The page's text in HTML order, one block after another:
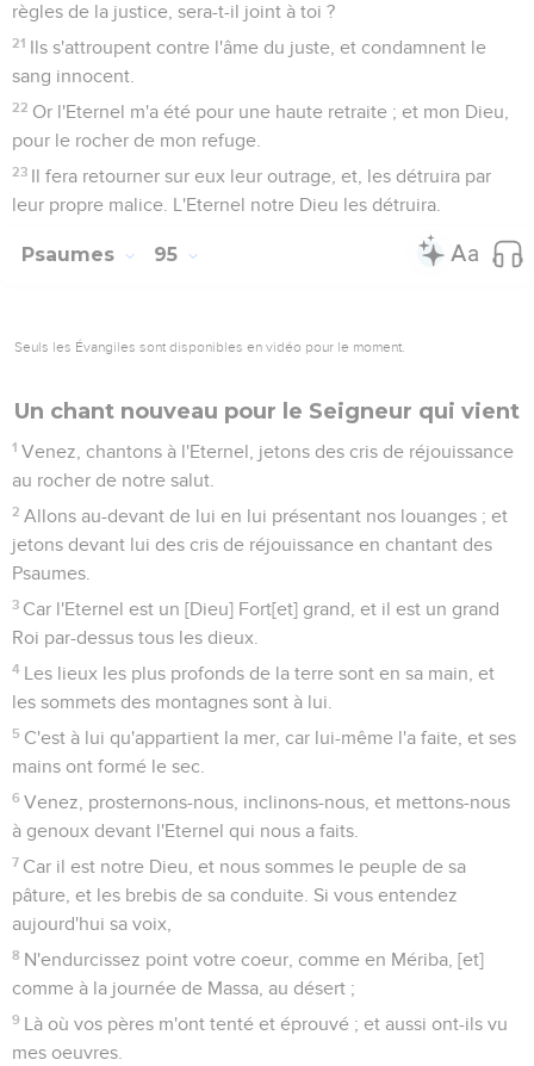
règles de la justice, sera-t-il joint à toi ?
21 Ils s'attroupent contre l'âme du juste, et condamnent le
sang innocent.
22 Or l'Eternel m'a été pour une haute retraite ; et mon Dieu,
pour le rocher de mon refuge.
23 Il fera retourner sur eux leur outrage, et, les détruira par
leur propre malice. L'Eternel notre Dieu les détruira.
Psaumes 95
Seuls les Évangiles sont disponibles en vidéo pour le moment.
Un chant nouveau pour le Seigneur qui vient
1 Venez, chantons à l'Eternel, jetons des cris de réjouissance
au rocher de notre salut.
2 Allons au-devant de lui en lui présentant nos louanges ; et
jetons devant lui des cris de réjouissance en chantant des
Psaumes.
3 Car l'Eternel est un [Dieu] Fort[et] grand, et il est un grand
Roi par-dessus tous les dieux.
4 Les lieux les plus profonds de la terre sont en sa main, et
les sommets des montagnes sont à lui.
5 C'est à lui qu'appartient la mer, car lui-même l'a faite, et ses
mains ont formé le sec.
6 Venez, prosternons-nous, inclinons-nous, et mettons-nous
à genoux devant l'Eternel qui nous a faits.
7 Car il est notre Dieu, et nous sommes le peuple de sa
pâture, et les brebis de sa conduite. Si vous entendez
aujourd'hui sa voix,
8 N'endurcissez point votre coeur, comme en Mériba, [et]
comme à la journée de Massa, au désert ;
9 Là où vos pères m'ont tenté et éprouvé ; et aussi ont-ils vu
mes oeuvres.